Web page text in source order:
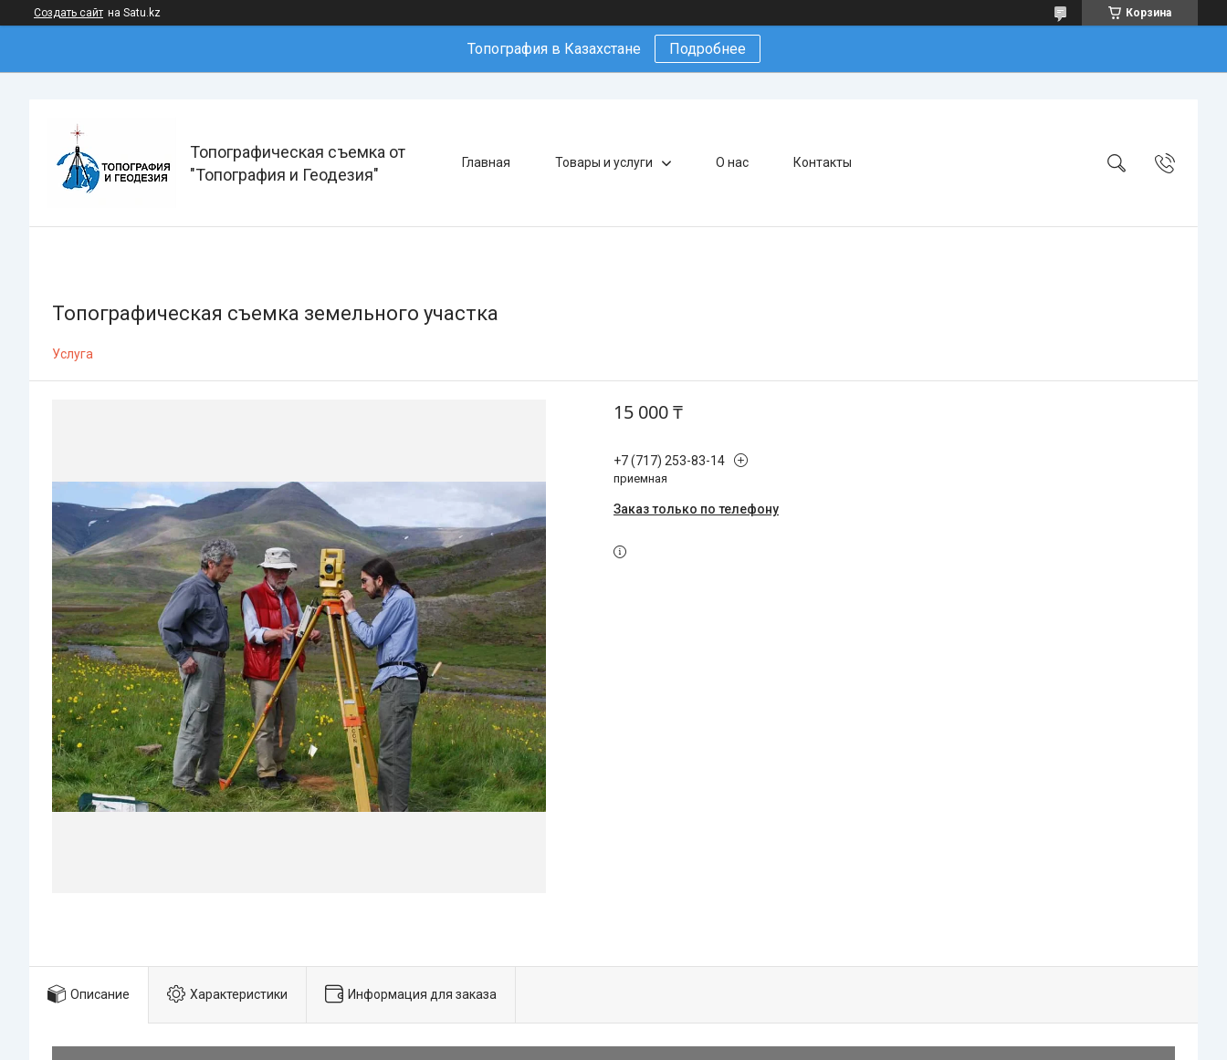
Создать сайт на Satu.kz Корзина
Топография в Казахстане Подробнее
Топографическая съемка от
"Топография и Геодезия"
Главная Товары и услуги О нас Контакты
Топографическая съемка земельного участка
Услуга
15 000 ₸
+7 (717) 253-83-14
приемная
Заказ только по телефону
Описание Характеристики Информация для заказа